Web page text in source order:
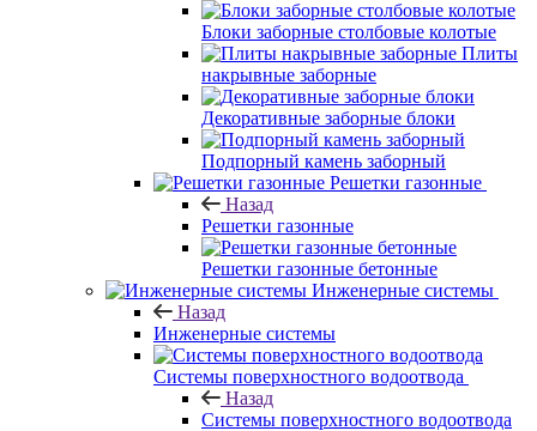
Блоки заборные столбовые колотые
Плиты
накрывные заборные
Декоративные заборные блоки
Подпорный камень заборный
Решетки газонные
Назад
Решетки газонные
Решетки газонные бетонные
Инженерные системы
Назад
Инженерные системы
Системы поверхностного водоотвода
Назад
Системы поверхностного водоотвода